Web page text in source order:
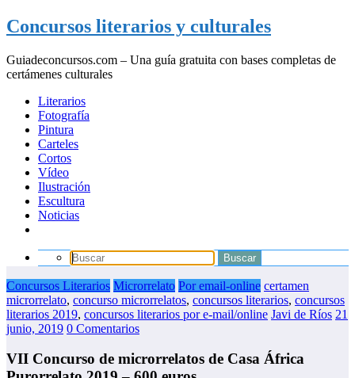
Concursos literarios y culturales
Guiadeconcursos.com – Una guía gratuita con bases completas de
certámenes culturales
Literarios
Fotografía
Pintura
Carteles
Cortos
Vídeo
Ilustración
Escultura
Noticias
Concursos Literarios Microrrelato Por email-online certamen
microrrelato, concurso microrrelatos, concursos literarios, concursos
literarios 2019, concursos literarios por e-mail/online Javi de Ríos 21
junio, 2019 0 Comentarios
VII Concurso de microrrelatos de Casa África